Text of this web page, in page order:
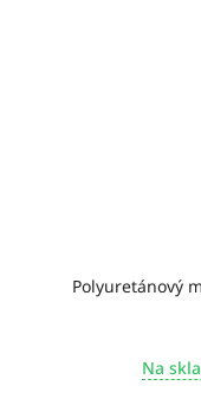
Polyuretánový
Na